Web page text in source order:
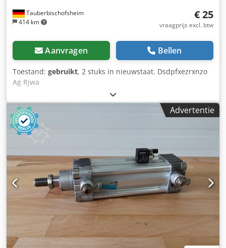
Tauberbischofsheim
414 km
€ 25
vraagprijs excl. btw
Aanvragen Bellen
Toestand: gebruikt, 2 stuks in nieuwstaat. Dsdpfxezrxnzo
Ag Rjwa
Advertentie